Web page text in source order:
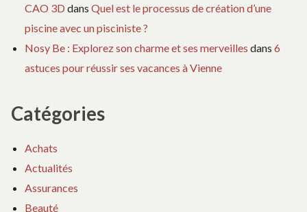
CAO 3D dans Quel est le processus de création d’une
piscine avec un pisciniste ?
Nosy Be : Explorez son charme et ses merveilles dans 6
astuces pour réussir ses vacances à Vienne
Catégories
Achats
Actualités
Assurances
Beauté